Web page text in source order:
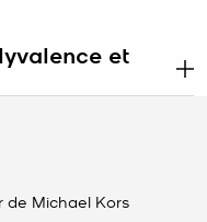
et
des tenues
formelles. Cette
et différents
légères pour les
de Michael Kors